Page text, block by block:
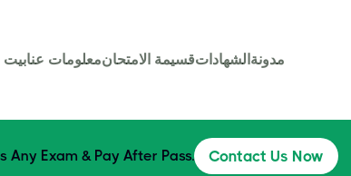
بيتمعلومات عناقسيمة الامتحانالشهاداتمدونة
Any Exam & Pay After Pass. Contact Us Now